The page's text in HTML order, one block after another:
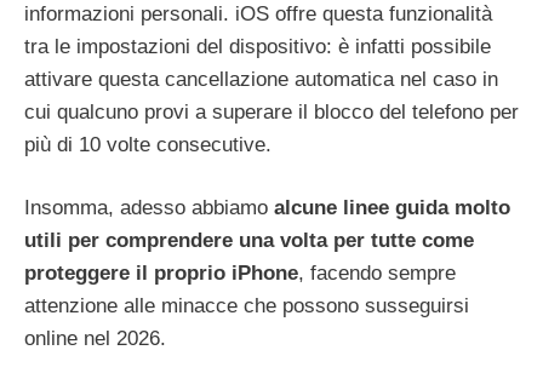
informazioni personali. iOS offre questa funzionalità
tra le impostazioni del dispositivo: è infatti possibile
attivare questa cancellazione automatica nel caso in
cui qualcuno provi a superare il blocco del telefono per
più di 10 volte consecutive.
Insomma, adesso abbiamo alcune linee guida molto
utili per comprendere una volta per tutte come
proteggere il proprio iPhone, facendo sempre
attenzione alle minacce che possono susseguirsi
online nel 2026.